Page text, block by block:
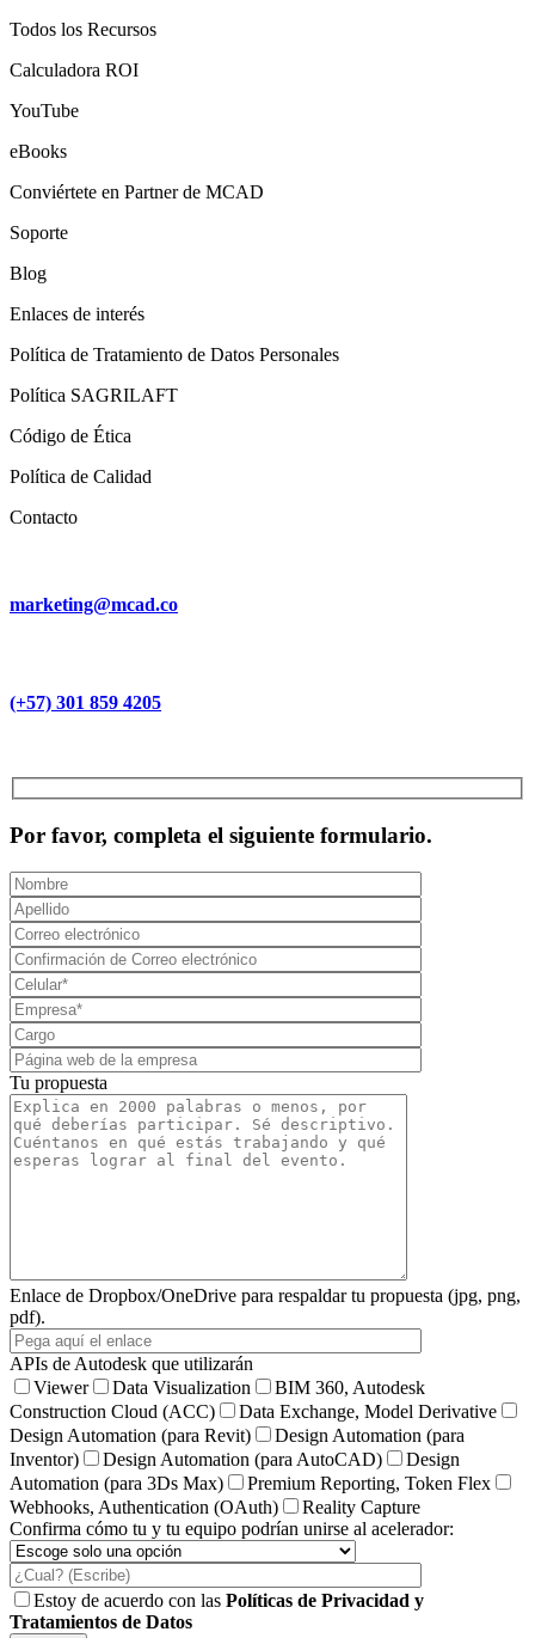
Todos los Recursos
Calculadora ROI
YouTube
eBooks
Conviértete en Partner de MCAD
Soporte
Blog
Enlaces de interés
Política de Tratamiento de Datos Personales
Política SAGRILAFT
Código de Ética
Política de Calidad
Contacto
marketing@mcad.co
(+57) 301 859 4205
Por favor, completa el siguiente formulario.
Tu propuesta
Enlace de Dropbox/OneDrive para respaldar tu propuesta (jpg, png,
pdf).
APIs de Autodesk que utilizarán
Viewer
Data Visualization
BIM 360, Autodesk
Construction Cloud (ACC)
Data Exchange, Model Derivative
Design Automation (para Revit)
Design Automation (para
Inventor)
Design Automation (para AutoCAD)
Design
Automation (para 3Ds Max)
Premium Reporting, Token Flex
Webhooks, Authentication (OAuth)
Reality Capture
Confirma cómo tu y tu equipo podrían unirse al acelerador:
Estoy de acuerdo con las Políticas de Privacidad y
Tratamientos de Datos